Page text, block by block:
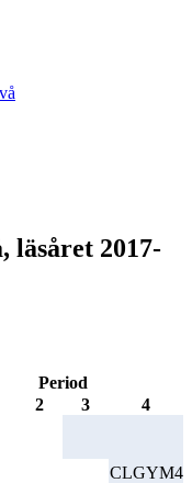
läsåret 2017-
Period
2 3
4
CLGYM4